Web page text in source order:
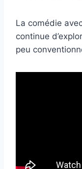
La comédie
continue
peu